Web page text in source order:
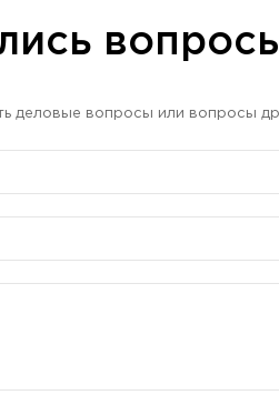
деловые вопросы или вопросы